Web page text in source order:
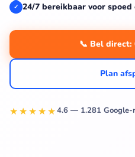
✓ 24/7 bereikbaar voor
📞 Bel direct:
Plan
★★★★★4.6 — 1.281 Google-